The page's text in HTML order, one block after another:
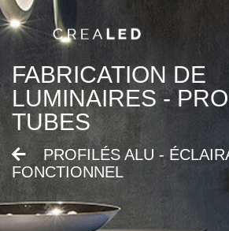
;
FABRICATION DE
LUMINAIRES -
TUBES
PROFILÉS ALU -
FONCTIONNEL